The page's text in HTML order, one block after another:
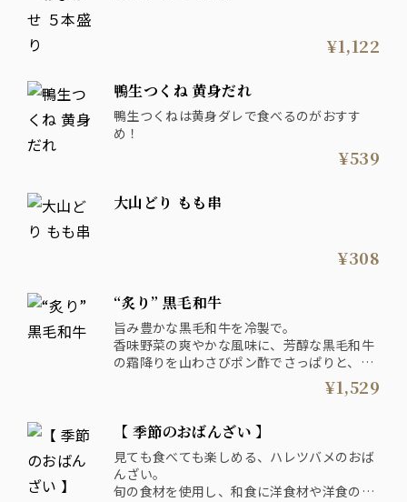
¥1,122
鴨生つくね 黄身だれ
鴨生つくねは黄身ダレで食べるのがおすす
め！
¥539
大山どり もも串
¥308
“炙り” 黒毛和牛
旨み豊かな黒毛和牛を冷製で。
香味野菜の爽やかな風味に、芳醇な黒毛和牛
の霜降りを山わさびポン酢でさっぱりと、箸
¥1,529
【 季節のおばんざい 】
見ても食べても楽しめる、ハレツバメのおば
んざい。
旬の食材を使用し、和食に洋食材や洋食の調